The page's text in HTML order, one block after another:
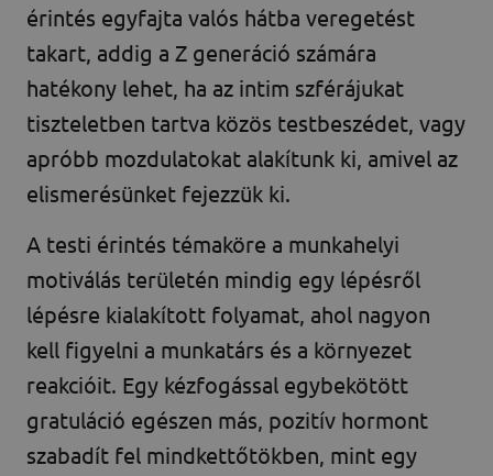
érintés egyfajta valós hátba veregetést
takart, addig a Z generáció számára
hatékony lehet, ha az intim szférájukat
tiszteletben tartva közös testbeszédet, vagy
apróbb mozdulatokat alakítunk ki, amivel az
elismerésünket fejezzük ki.
A testi érintés témaköre a munkahelyi
motiválás területén mindig egy lépésről
lépésre kialakított folyamat, ahol nagyon
kell figyelni a munkatárs és a környezet
reakcióit. Egy kézfogással egybekötött
gratuláció egészen más, pozitív hormont
szabadít fel mindkettőtökben, mint egy